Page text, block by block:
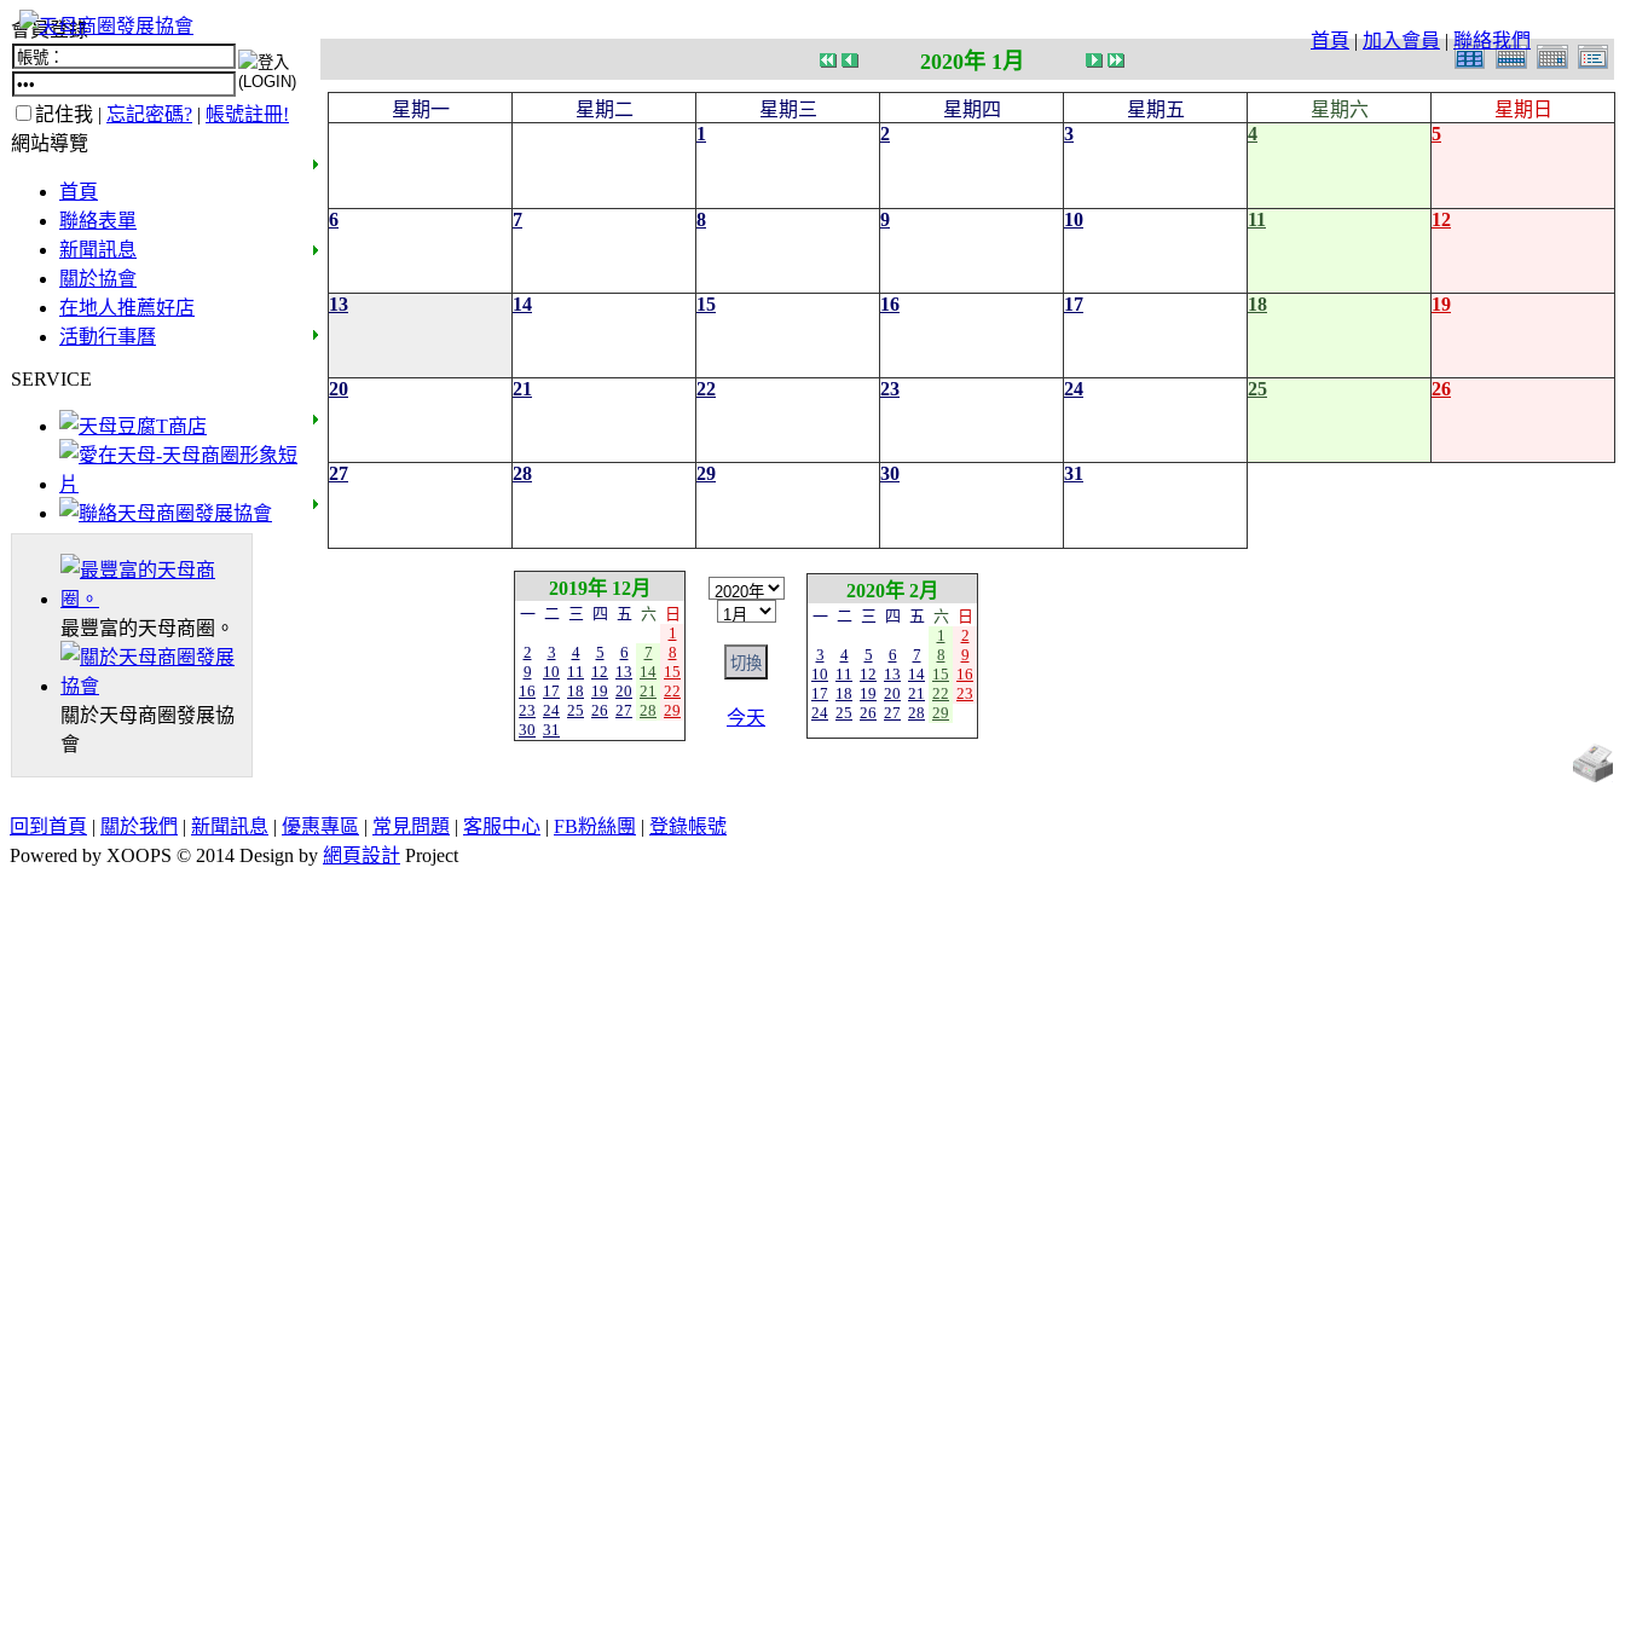
首頁|加入會員|聯絡我們
會員登錄
記住我 | 忘記密碼? | 帳號註冊!
網站導覽
首頁
聯絡表單
新聞訊息
關於協會
在地人推薦好店
活動行事曆
SERVICE
最豐富的天母商圈。
關於天母商圈發展協
會
2020年 1月
星期一 星期二 星期三 星期四 星期五 星期六
星期日
1
2 3 4 5
6 7 8 9 10 11 12
13 14 15 16 17 18 19
20 21 22 23 24 25 26
27 28 29 30 31
2019年 12月
一 二 三 四 五 六
日
1
2
3 4 5 6 7
8
9
10 11 12 13 14 15
16 17 18 19 20 21 22
23 24 25 26 27 28 29
30 31
今天
2020年 2月
一 二 三 四 五 六
日
1
2
3
4 5 6 7 8
9
10 11 12 13 14 15 16
17 18 19 20 21 22 23
24 25 26 27 28 29
回到首頁 | 關於我們 | 新聞訊息 | 優惠專區 | 常見問題 | 客服中心 | FB粉絲團 | 登錄帳號
Powered by XOOPS © 2014 Design by 網頁設計 Project